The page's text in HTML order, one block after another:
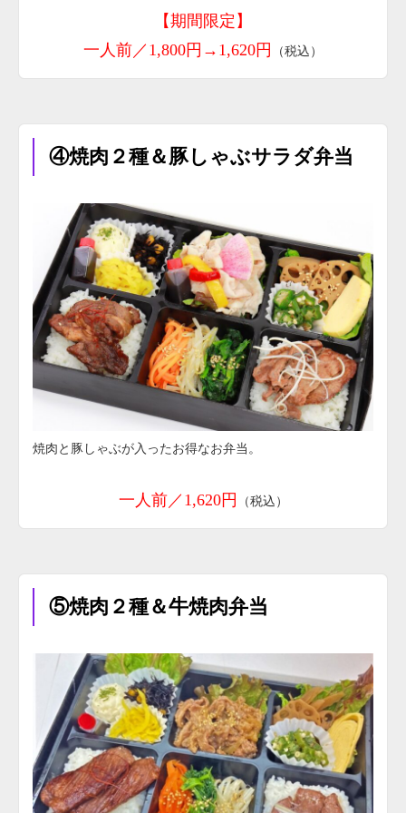
【期間限定】
一人前／1,800円→1,620円
（税込）
④焼肉２種＆豚しゃぶサラダ弁当
焼肉と豚しゃぶが入ったお得なお弁当。
一人前／1,620円 （税込）
⑤焼肉２種＆牛焼肉弁当